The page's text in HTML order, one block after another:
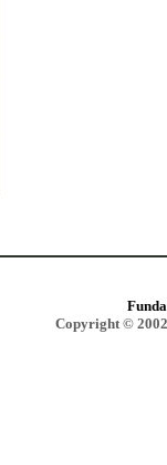
Copyright ©